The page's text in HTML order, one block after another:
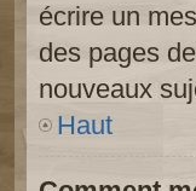
écrire un
des pages
nouveaux
Haut